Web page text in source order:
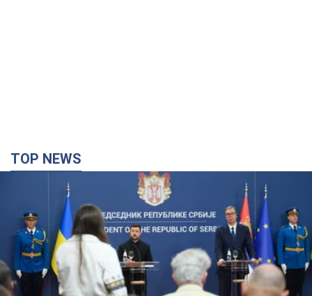
"Ми вдячні, але цього замало": Зеленський
закликав посилити санкції проти Росії
Президент подякував європейським партнерам за фінансову
підтримку
3 години тому 33,8 т.